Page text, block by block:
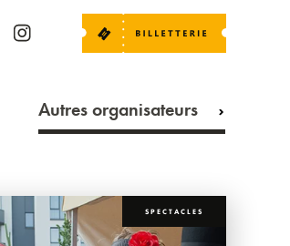
Autres organisateurs
SPECTACLES